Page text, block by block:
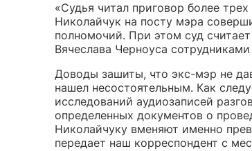
«Судья читал приговор более
Николайчук на посту мэра
полномочий. При этом суд
Вячеслава Черноуса
Доводы зашиты, что экс-мэр не
нашел несостоятельным. Как
исследований аудиозаписей
определенных документов о
Николайчуку вменяют именно
передает наш корреспондент с